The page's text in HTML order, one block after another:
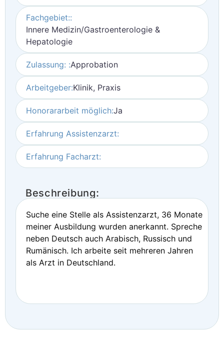
Fachgebiet::
Innere Medizin/Gastroenterologie &
Hepatologie
Zulassung: :Approbation
Arbeitgeber:Klinik, Praxis
Honorararbeit möglich:Ja
Erfahrung Assistenzarzt:
Erfahrung Facharzt:
Beschreibung:
Suche eine Stelle als Assistenzarzt, 36 Monate
meiner Ausbildung wurden anerkannt. Spreche
neben Deutsch auch Arabisch, Russisch und
Rumänisch. Ich arbeite seit mehreren Jahren
als Arzt in Deutschland.